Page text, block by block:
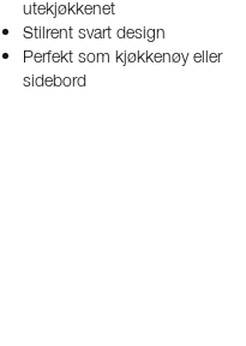
utekjøkkenet
Stilrent svart design
Perfekt som kjøkkenøy eller
sidebord